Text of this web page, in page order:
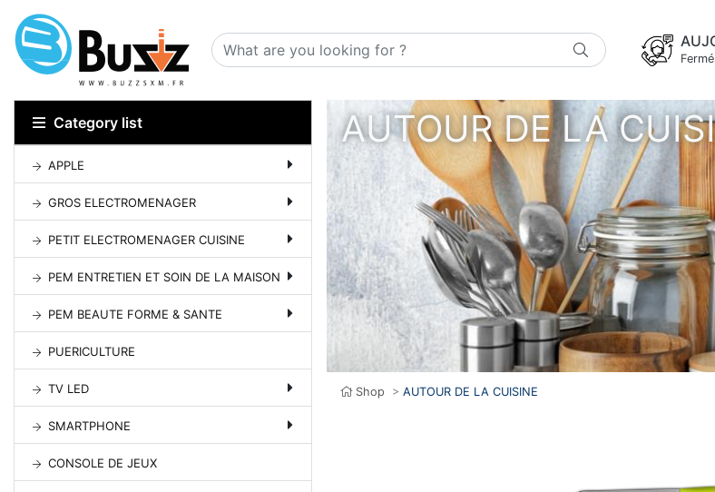
Fermé
Category list
APPLE
GROS ELECTROMENAGER
PETIT ELECTROMENAGER CUISINE
PEM ENTRETIEN ET SOIN DE LA MAISON
PEM BEAUTE FORME & SANTE
PUERICULTURE
TV LED
SMARTPHONE
CONSOLE DE JEUX
AUTOUR DE LA
Shop > AUTOUR DE LA CUISINE